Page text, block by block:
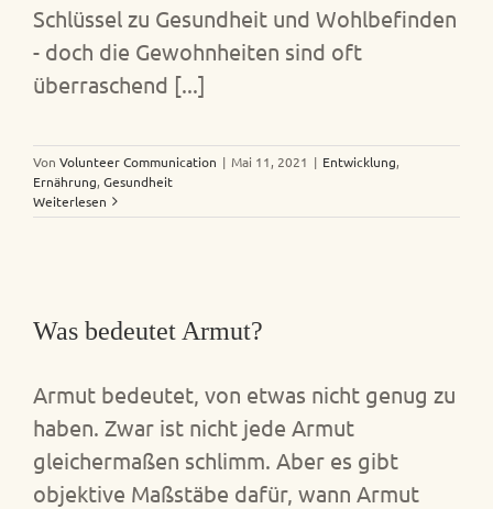
Schlüssel zu Gesundheit und Wohlbefinden
- doch die Gewohnheiten sind oft
überraschend [...]
Von Volunteer Communication | Mai 11, 2021 | Entwicklung,
Ernährung, Gesundheit
Weiterlesen
Was bedeutet Armut?
Armut bedeutet, von etwas nicht genug zu
haben. Zwar ist nicht jede Armut
gleichermaßen schlimm. Aber es gibt
objektive Maßstäbe dafür, wann Armut